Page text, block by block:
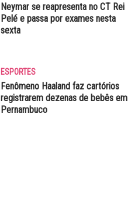
Neymar se reapresenta no CT Rei
Pelé e passa por exames nesta
sexta
ESPORTES
Fenômeno Haaland faz cartórios
registrarem dezenas de bebês em
Pernambuco